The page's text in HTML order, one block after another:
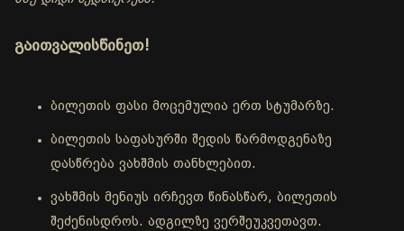
გაითვალისწინეთ!
ბილეთის ფასი მოცემულია ერთ სტუმარზე.
ბილეთის საფასურში შედის წარმოდგენაზე
დასწრება ვახშმის თანხლებით.
ვახშმის მენიუს ირჩევთ წინასწარ, ბილეთის
შეძენისდროს. ადგილზე ვერშეუკვეთავთ.